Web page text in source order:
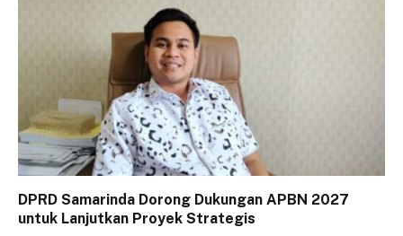
DPRD Samarinda Dorong Dukungan APBN 2027
untuk Lanjutkan Proyek Strategis